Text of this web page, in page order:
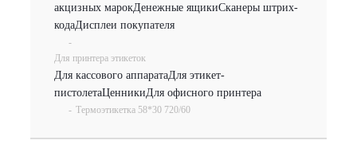
акцизных марокДенежные ящикиСканеры штрих-
кодаДисплеи покупателя
-
Для принтера этикеток
Для кассового аппаратаДля этикет-
пистолетаЦенникиДля офисного принтера
- Термоэтикетка 58*30 720/60